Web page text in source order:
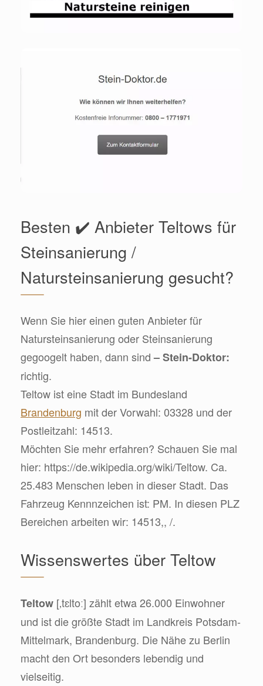
Besten ✔️ Anbieter Teltows für
Steinsanierung /
Natursteinsanierung gesucht?
Wenn Sie hier einen guten Anbieter für
Natursteinsanierung oder Steinsanierung
gegoogelt haben, dann sind– Stein-Doktor:
richtig.
Teltow ist eine Stadt im Bundesland
Brandenburg mit der Vorwahl: 03328 und der
Postleitzahl: 14513.
Möchten Sie mehr erfahren? Schauen Sie mal
hier: https://de.wikipedia.org/wiki/Teltow. Ca.
25.483 Menschen leben in dieser Stadt. Das
Fahrzeug Kennnzeichen ist: PM. In diesen PLZ
Bereichen arbeiten wir: 14513,, /.
Wissenswertes über Teltow
Teltow [‚tɛltoː] zählt etwa 26.000 Einwohner
und ist die größte Stadt im Landkreis Potsdam-
Mittelmark, Brandenburg. Die Nähe zu Berlin
macht den Ort besonders lebendig und
vielseitig.